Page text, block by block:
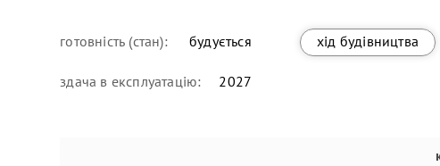
готовність (стан): будується хід будівництва
здача в експлуатацію: 2027